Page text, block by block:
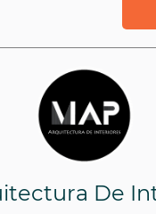
De